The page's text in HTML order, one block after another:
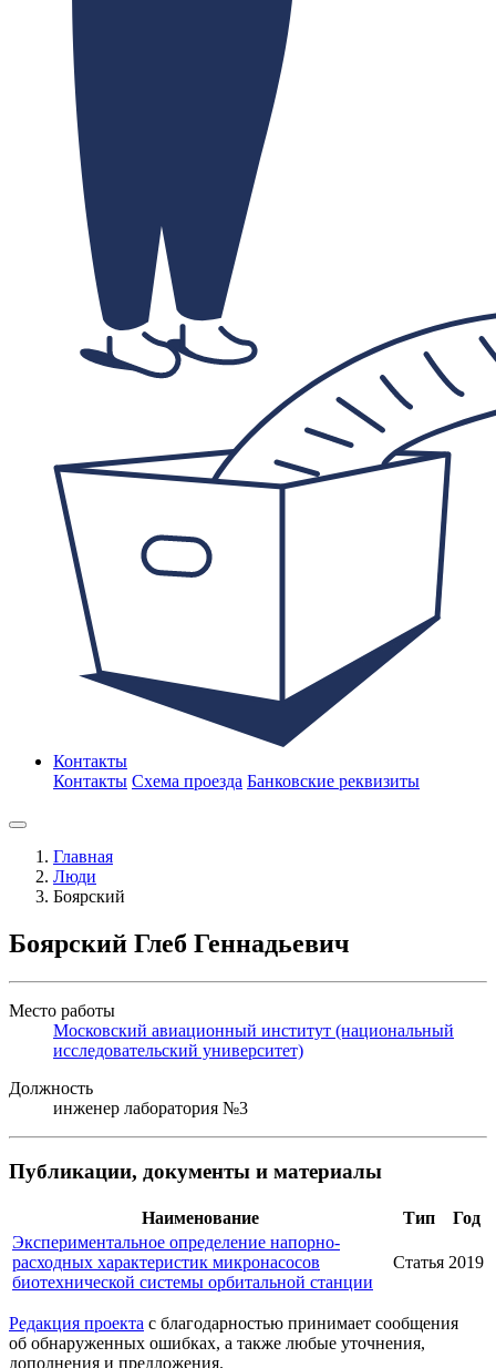
Контакты
Контакты Схема проезда Банковские реквизиты
Главная
Люди
Боярский
Боярский Глеб Геннадьевич
Место работы
Московский авиационный институт (национальный
исследовательский университет)
Должность
инженер лаборатория №3
Публикации, документы и материалы
Наименование Тип
Год
Экспериментальное определение напорно-
расходных характеристик микронасосов
биотехнической системы орбитальной станции
Статья 2019
Редакция проекта с благодарностью принимает сообщения
об обнаруженных ошибках, а также любые уточнения,
дополнения и предложения.